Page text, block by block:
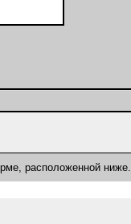
расположенной ниже.